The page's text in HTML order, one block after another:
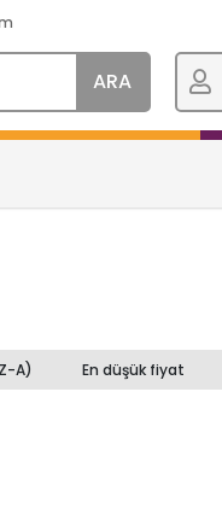
ARA
A) En düşük fiyat